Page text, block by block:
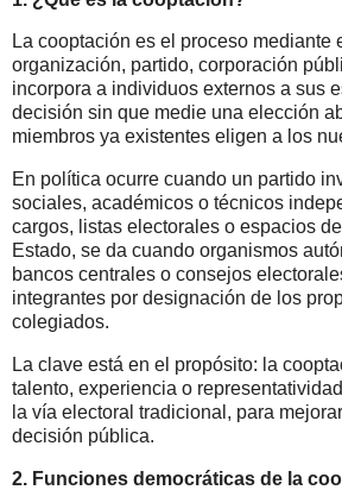
La cooptación es el proceso mediante
organización, partido, corporación
incorpora a individuos externos a sus
decisión sin que medie una elección
miembros ya existentes eligen a los
En política ocurre cuando un partido
sociales, académicos o técnicos
cargos, listas electorales o espacios
Estado, se da cuando organismos
bancos centrales o consejos
integrantes por designación de los
colegiados.
La clave está en el propósito: la
talento, experiencia o
la vía electoral tradicional, para
decisión pública.
2. Funciones democráticas de la